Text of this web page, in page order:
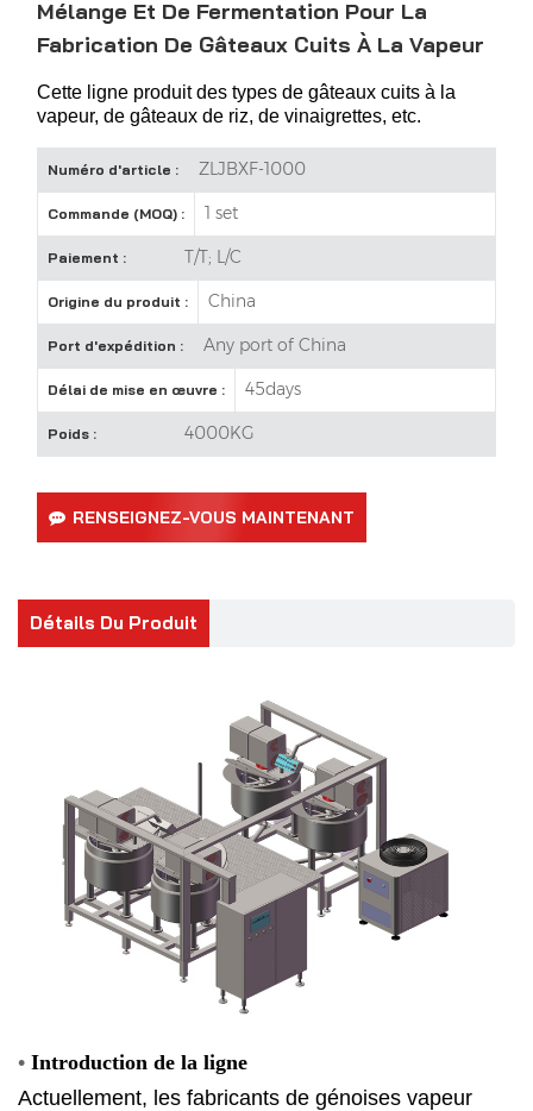
Mélange Et De Fermentation Pour La
Fabrication De Gâteaux Cuits À La Vapeur
Cette ligne produit des types de gâteaux cuits à la
vapeur, de gâteaux de riz, de vinaigrettes, etc.
Numéro d'article : ZLJBXF-1000
Commande (MOQ) : 1 set
Paiement : T/T; L/C
Origine du produit : China
Port d'expédition : Any port of China
Délai de mise en œuvre : 45days
Poids : 4000KG
RENSEIGNEZ-VOUS MAINTENANT
Détails Du Produit
• Introduction de la ligne
Actuellement, les fabricants de génoises vapeur